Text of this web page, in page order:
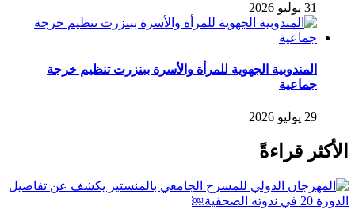
31 يوليو 2026
المندوبية الجهوية للمرأة والأسرة ببنزرت تنظيم خرجة
جماعية
29 يوليو 2026
الأكثر قراءةً